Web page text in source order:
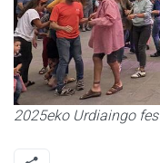
2025eko Urdiaingo